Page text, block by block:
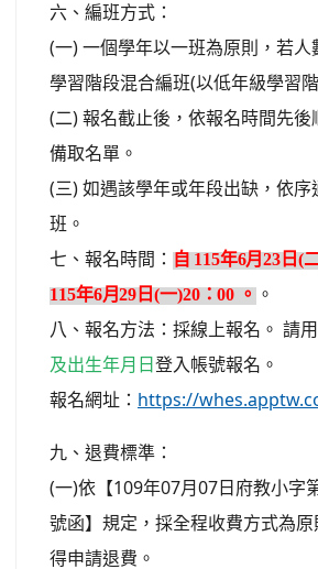
六、編班方式：
(一) 一個學年以一班為原則，若人
學習階段混合編班(以低年級學習
(二) 報名截止後，依報名時間先後
備取名單。
(三) 如遇該學年或年段出缺，依序
班。
七、報名時間： 自 115年6月23 日(
115年6月29日(一)20：00 。 。
八、報名方法：採線上報名。 請用
及出生年月日 登入帳號報名。
報名網址： https://
九、退費標準：
(一)依【109年07月 07 日府教小字
號函】規定，採全程收費方式為
得申請退費。